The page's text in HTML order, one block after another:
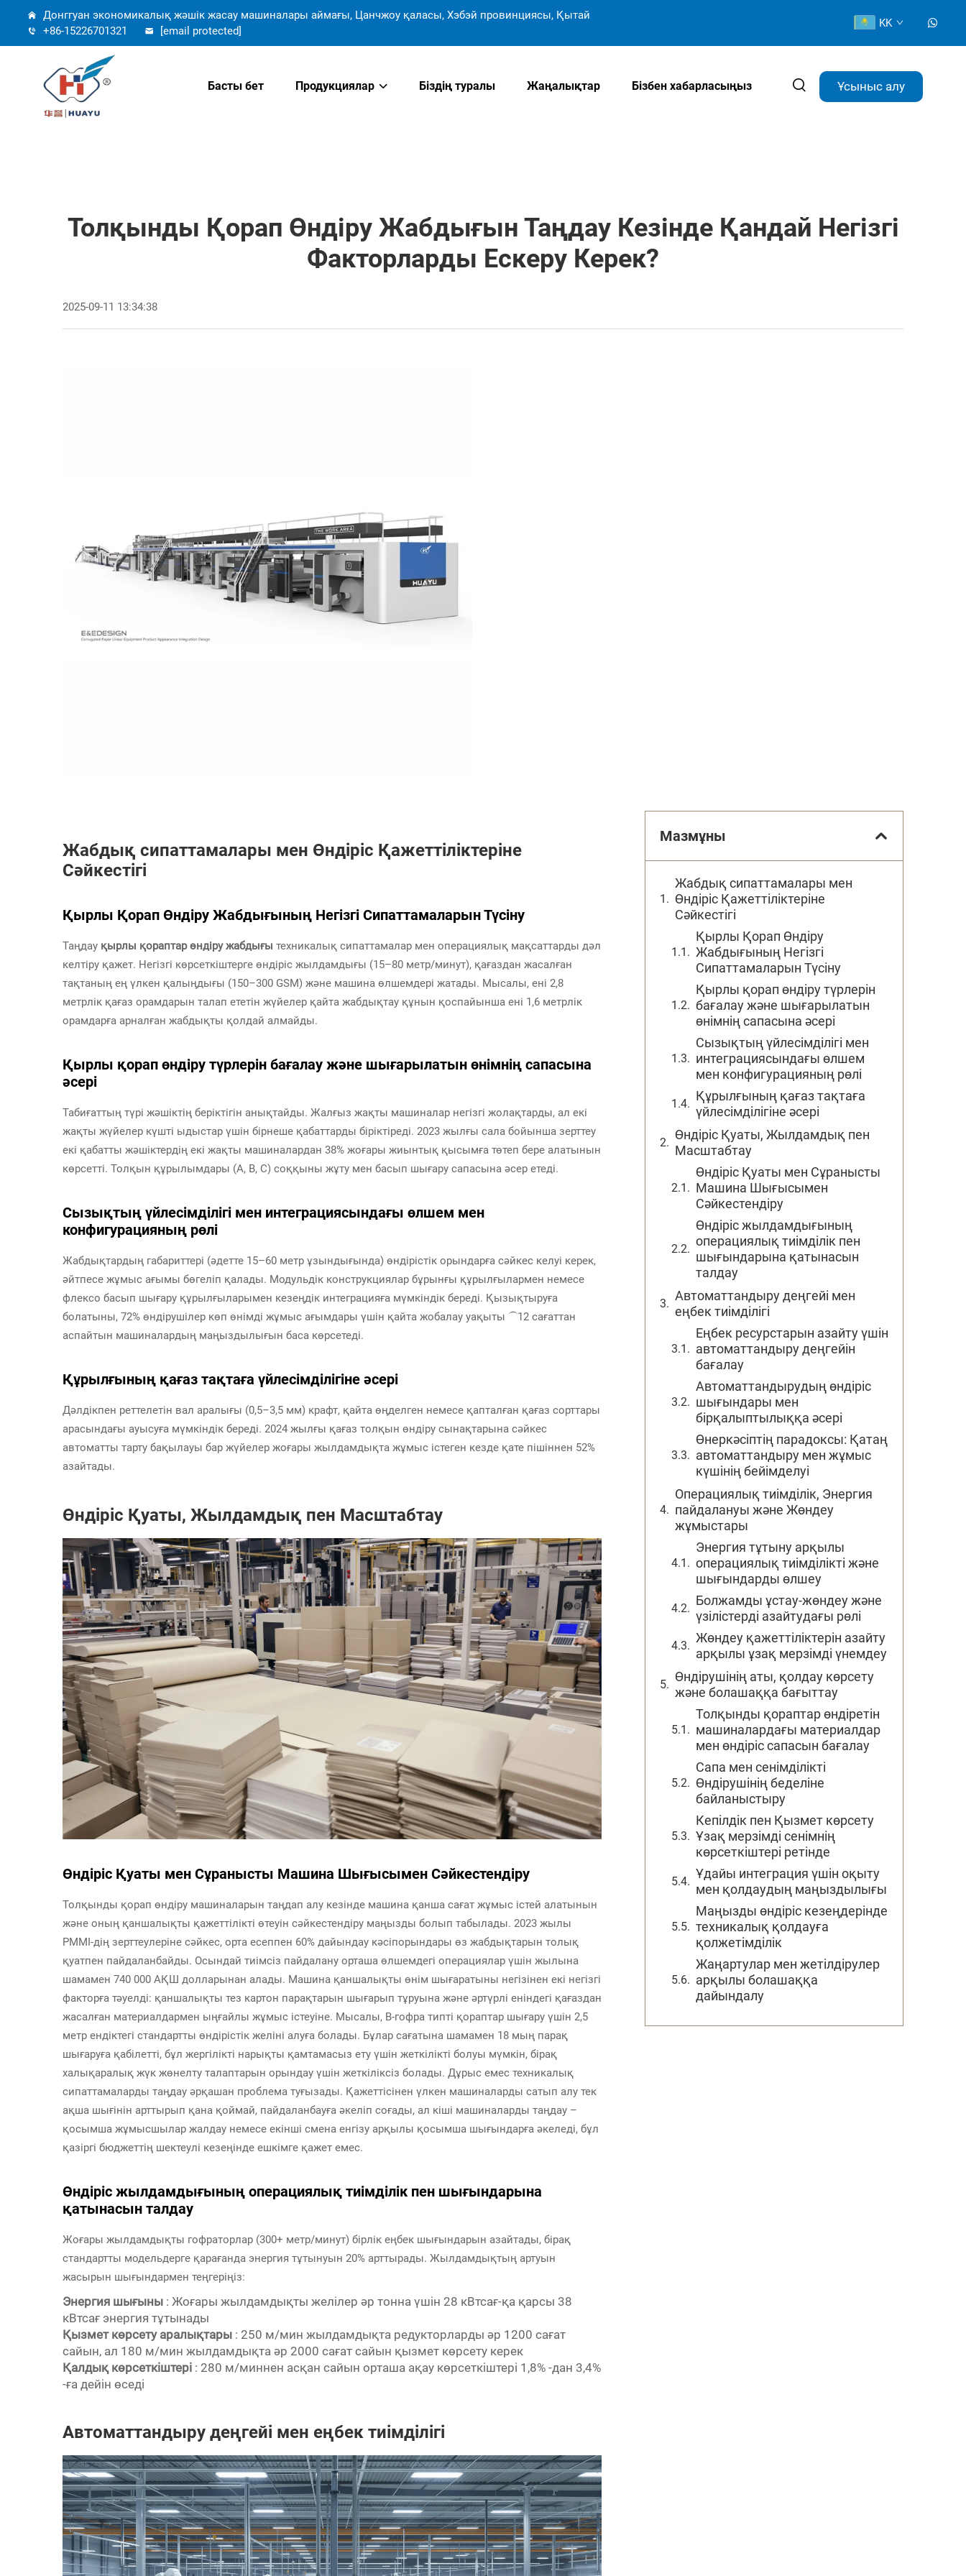
Донггуан экономикалық жәшік жасау машиналары аймағы, Цанчжоу қаласы, Хэбэй провинциясы, Қытай
+86-15226701321
[email protected]
KK
Басты бет Продукциялар Біздің туралы Жаңалықтар Бізбен хабарласыңыз Ұсыныс алу
Толқынды Қорап Өндіру Жабдығын Таңдау Кезінде Қандай Негізгі
Факторларды Ескеру Керек?
2025-09-11 13:34:38
Жабдық сипаттамалары мен Өндіріс Қажеттіліктеріне
Сәйкестігі
Қырлы Қорап Өндіру Жабдығының Негізгі Сипаттамаларын Түсіну
Таңдау қырлы қораптар өндіру жабдығы техникалық сипаттамалар мен операциялық мақсаттарды дәл
келтіру қажет. Негізгі көрсеткіштерге өндіріс жылдамдығы (15–80 метр/минут), қағаздан жасалған
тақтаның ең үлкен қалыңдығы (150–300 GSM) және машина өлшемдері жатады. Мысалы, ені 2,8
метрлік қағаз орамдарын талап ететін жүйелер қайта жабдықтау құнын қоспайынша ені 1,6 метрлік
орамдарға арналған жабдықты қолдай алмайды.
Қырлы қорап өндіру түрлерін бағалау және шығарылатын өнімнің сапасына
әсері
Табиғаттың түрі жәшіктің беріктігін анықтайды. Жалғыз жақты машиналар негізгі жолақтарды, ал екі
жақты жүйелер күшті ыдыстар үшін бірнеше қабаттарды біріктіреді. 2023 жылғы сала бойынша зерттеу
екі қабатты жәшіктердің екі жақты машиналардан 38% жоғары жиынтық қысымға төтеп бере алатынын
көрсетті. Толқын құрылымдары (A, B, C) соққыны жұту мен басып шығару сапасына әсер етеді.
Сызықтың үйлесімділігі мен интеграциясындағы өлшем мен
конфигурацияның рөлі
Жабдықтардың габариттері (әдетте 15–60 метр ұзындығында) өндірістік орындарға сәйкес келуі керек,
әйтпесе жұмыс ағымы бөгеліп қалады. Модульдік конструкциялар бұрынғы құрылғылармен немесе
флексо басып шығару құрылғыларымен кезеңдік интеграцияға мүмкіндік береді. Қызықтыруға
болатыны, 72% өндірушілер көп өнімді жұмыс ағымдары үшін қайта жобалау уақыты ⏜12 сағаттан
аспайтын машиналардың маңыздылығын баса көрсетеді.
Құрылғының қағаз тақтаға үйлесімділігіне әсері
Дәлдікпен реттелетін вал аралығы (0,5–3,5 мм) крафт, қайта өңделген немесе қапталған қағаз сорттары
арасындағы ауысуға мүмкіндік береді. 2024 жылғы қағаз толқын өндіру сынақтарына сәйкес
автоматты тарту бақылауы бар жүйелер жоғары жылдамдықта жұмыс істеген кезде қате пішіннен 52%
азайтады.
Өндіріс Қуаты, Жылдамдық пен Масштабтау
Өндіріс Қуаты мен Сұранысты Машина Шығысымен Сәйкестендіру
Толқынды қорап өндіру машиналарын таңдап алу кезінде машина қанша сағат жұмыс істей алатынын
және оның қаншалықты қажеттілікті өтеуін сәйкестендіру маңызды болып табылады. 2023 жылы
PMMI-дің зерттеулеріне сәйкес, орта есеппен 60% дайындау кәсіпорындары өз жабдықтарын толық
қуатпен пайдаланбайды. Осындай тиімсіз пайдалану орташа өлшемдегі операциялар үшін жылына
шамамен 740 000 АҚШ долларынан алады. Машина қаншалықты өнім шығаратыны негізінен екі негізгі
факторға тәуелді: қаншалықты тез картон парақтарын шығарып тұруына және әртүрлі еніндегі қағаздан
жасалған материалдармен ыңғайлы жұмыс істеуіне. Мысалы, В-гофра типті қораптар шығару үшін 2,5
метр ендіктегі стандартты өндірістік желіні алуға болады. Бұлар сағатына шамамен 18 мың парақ
шығаруға қабілетті, бұл жергілікті нарықты қамтамасыз ету үшін жеткілікті болуы мүмкін, бірақ
халықаралық жүк жөнелту талаптарын орындау үшін жеткіліксіз болады. Дұрыс емес техникалық
сипаттамаларды таңдау әрқашан проблема туғызады. Қажеттісінен үлкен машиналарды сатып алу тек
ақша шығінін арттырып қана қоймай, пайдаланбауға әкеліп соғады, ал кіші машиналарды таңдау –
қосымша жұмысшылар жалдау немесе екінші смена енгізу арқылы қосымша шығындарға әкеледі, бұл
қазіргі бюджеттің шектеулі кезеңінде ешкімге қажет емес.
Өндіріс жылдамдығының операциялық тиімділік пен шығындарына
қатынасын талдау
Жоғары жылдамдықты гофраторлар (300+ метр/минут) бірлік еңбек шығындарын азайтады, бірақ
стандартты модельдерге қарағанда энергия тұтынуын 20% арттырады. Жылдамдықтың артуын
жасырын шығындармен теңгеріңіз:
Энергия шығыны : Жоғары жылдамдықты желілер әр тонна үшін 28 кВтсағ-қа қарсы 38
кВтсағ энергия тұтынады
Қызмет көрсету аралықтары : 250 м/мин жылдамдықта редукторларды әр 1200 сағат
сайын, ал 180 м/мин жылдамдықта әр 2000 сағат сайын қызмет көрсету керек
Қалдық көрсеткіштері : 280 м/миннен асқан сайын орташа ақау көрсеткіштері 1,8% -дан 3,4%
-ға дейін өседі
Автоматтандыру деңгейі мен еңбек тиімділігі
Мазмұны
Жабдық сипаттамалары мен
Өндіріс Қажеттіліктеріне
Сәйкестігі
Қырлы Қорап Өндіру
Жабдығының Негізгі
Сипаттамаларын Түсіну
Қырлы қорап өндіру түрлерін
бағалау және шығарылатын
өнімнің сапасына әсері
Сызықтың үйлесімділігі мен
интеграциясындағы өлшем
мен конфигурацияның рөлі
Құрылғының қағаз тақтаға
үйлесімділігіне әсері
Өндіріс Қуаты, Жылдамдық пен
Масштабтау
Өндіріс Қуаты мен Сұранысты
Машина Шығысымен
Сәйкестендіру
Өндіріс жылдамдығының
операциялық тиімділік пен
шығындарына қатынасын
талдау
Автоматтандыру деңгейі мен
еңбек тиімділігі
Еңбек ресурстарын азайту үшін
автоматтандыру деңгейін
бағалау
Автоматтандырудың өндіріс
шығындары мен
бірқалыптылыққа әсері
Өнеркәсіптің парадоксы: Қатаң
автоматтандыру мен жұмыс
күшінің бейімделуі
Операциялық тиімділік, Энергия
пайдалануы және Жөндеу
жұмыстары
Энергия тұтыну арқылы
операциялық тиімділікті және
шығындарды өлшеу
Болжамды ұстау-жөндеу және
үзілістерді азайтудағы рөлі
Жөндеу қажеттіліктерін азайту
арқылы ұзақ мерзімді үнемдеу
Өндірушінің аты, қолдау көрсету
және болашаққа бағыттау
Толқынды қораптар өндіретін
машиналардағы материалдар
мен өндіріс сапасын бағалау
Сапа мен сенімділікті
Өндірушінің беделіне
байланыстыру
Кепілдік пен Қызмет көрсету
Ұзақ мерзімді сенімнің
көрсеткіштері ретінде
Ұдайы интеграция үшін оқыту
мен қолдаудың маңыздылығы
Маңызды өндіріс кезеңдерінде
техникалық қолдауға
қолжетімділік
Жаңартулар мен жетілдірулер
арқылы болашаққа
дайындалу